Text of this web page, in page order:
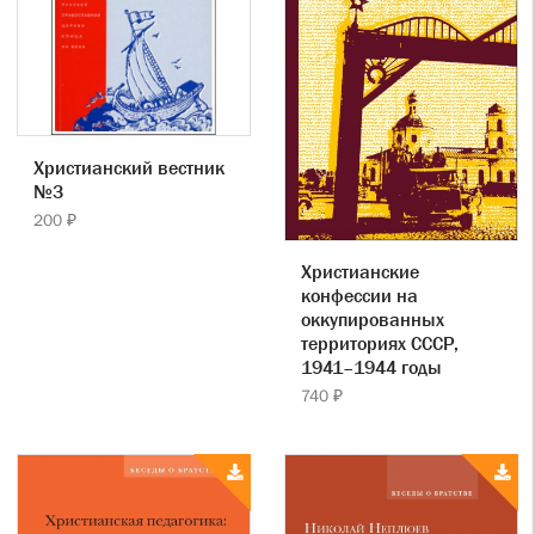
Христианский вестник
№3
200 ₽
Христианские
конфессии на
оккупированных
территориях СССР,
1941–1944 годы
740 ₽